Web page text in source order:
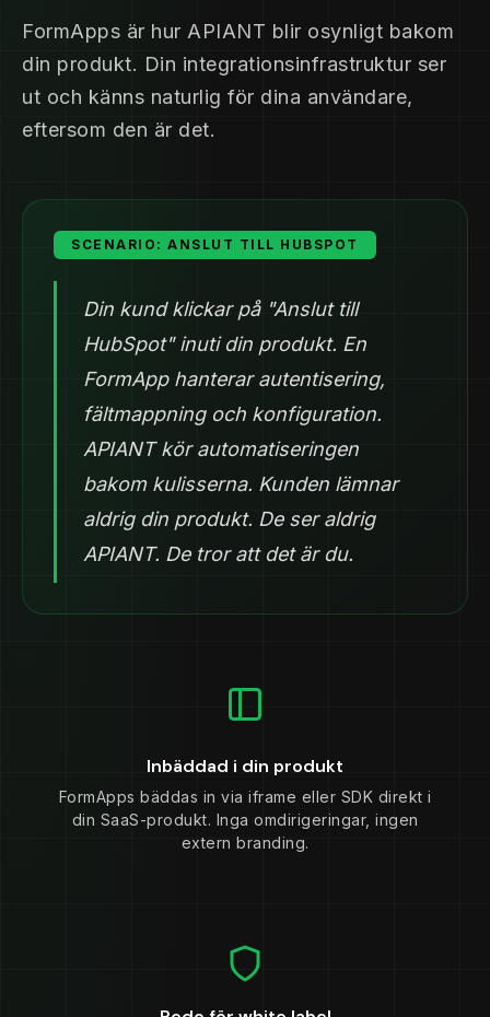
FormApps är hur APIANT blir osynligt bakom
din produkt. Din integrationsinfrastruktur ser
ut och känns naturlig för dina användare,
eftersom den är det.
SCENARIO: ANSLUT TILL HUBSPOT
Din kund klickar på "Anslut till
HubSpot" inuti din produkt. En
FormApp hanterar autentisering,
fältmappning och konfiguration.
APIANT kör automatiseringen
bakom kulisserna. Kunden lämnar
aldrig din produkt. De ser aldrig
APIANT. De tror att det är du.
Inbäddad i din produkt
FormApps bäddas in via iframe eller SDK direkt i
din SaaS-produkt. Inga omdirigeringar, ingen
extern branding.